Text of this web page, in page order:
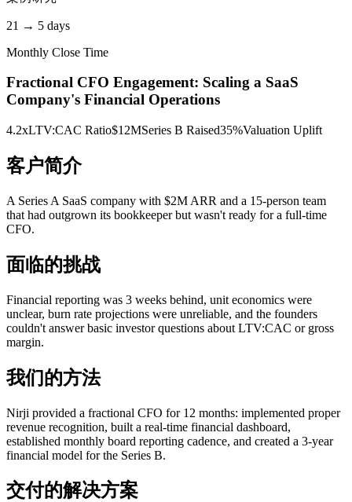
21 → 5 days
Monthly Close Time
Fractional CFO Engagement: Scaling a SaaS
Company's Financial Operations
4.2xLTV:CAC Ratio$12MSeries B Raised35%Valuation Uplift
客户简介
A Series A SaaS company with $2M ARR and a 15-person team
that had outgrown its bookkeeper but wasn't ready for a full-time
CFO.
面临的挑战
Financial reporting was 3 weeks behind, unit economics were
unclear, burn rate projections were unreliable, and the founders
couldn't answer basic investor questions about LTV:CAC or gross
margin.
我们的方法
Nirji provided a fractional CFO for 12 months: implemented proper
revenue recognition, built a real-time financial dashboard,
established monthly board reporting cadence, and created a 3-year
financial model for the Series B.
交付的解决方案